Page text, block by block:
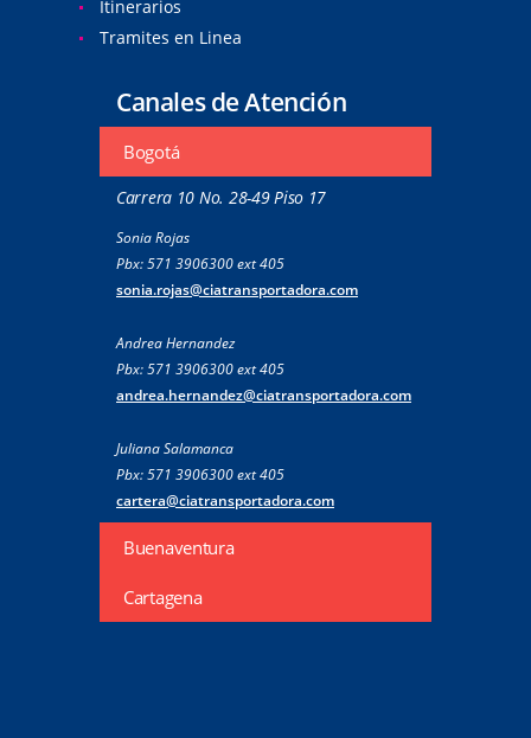
Itinerarios
Tramites en Linea
Canales de Atención
Bogotá
Carrera 10 No. 28-49 Piso 17
Sonia Rojas
Pbx: 571 3906300 ext 405
sonia.rojas@ciatransportadora.com
Andrea Hernandez
Pbx: 571 3906300 ext 405
andrea.hernandez@ciatransportadora.com
Juliana Salamanca
Pbx: 571 3906300 ext 405
cartera@ciatransportadora.com
Buenaventura
Cartagena